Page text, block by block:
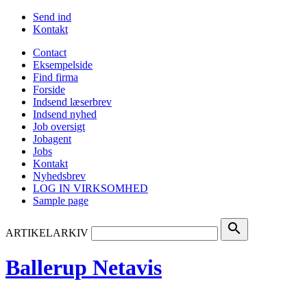
Send ind
Kontakt
Contact
Eksempelside
Find firma
Forside
Indsend læserbrev
Indsend nyhed
Job oversigt
Jobagent
Jobs
Kontakt
Nyhedsbrev
LOG IN VIRKSOMHED
Sample page
ARTIKELARKIV search
Ballerup Netavis